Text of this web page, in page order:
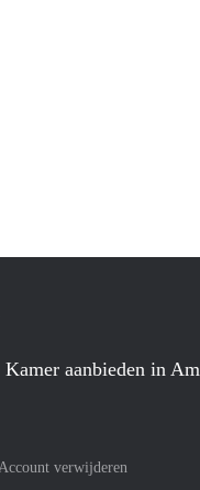
aanbieden in
verwijderen